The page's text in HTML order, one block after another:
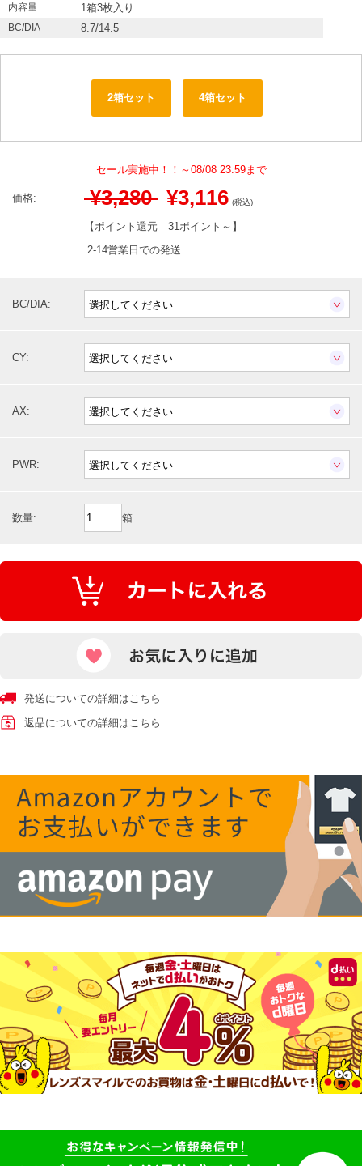
内容量 1箱3枚入り
BC/DIA 8.7/14.5
2箱セット 4箱セット
セール実施中！！～08/08 23:59まで
価格: ¥3,280 ¥3,116 (税込)
【ポイント還元 31ポイント～ 】
2-14営業日での発送
BC/DIA:
CY:
AX:
PWR:
数量: 箱
発送についての詳細はこちら
返品についての詳細はこちら